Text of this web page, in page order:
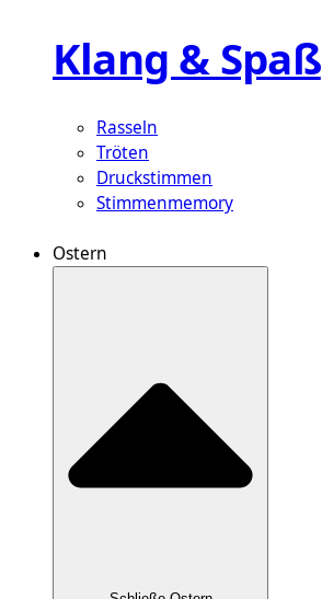
Klang & Spaß
Rasseln
Tröten
Druckstimmen
Stimmenmemory
Ostern